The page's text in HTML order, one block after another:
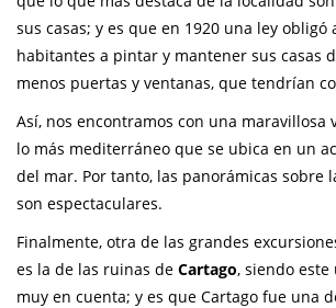
sus casas; y es que en 1920 una ley obligó
habitantes a pintar y mantener sus casas
menos puertas y ventanas, que tendrían
Así, nos encontramos con una maravillosa
lo más mediterráneo que se ubica en un
del mar. Por tanto, las panorámicas sobre
son espectaculares.
Finalmente, otra de las grandes
es la de las ruinas de Cartago, siendo
muy en cuenta; y es que Cartago fue una